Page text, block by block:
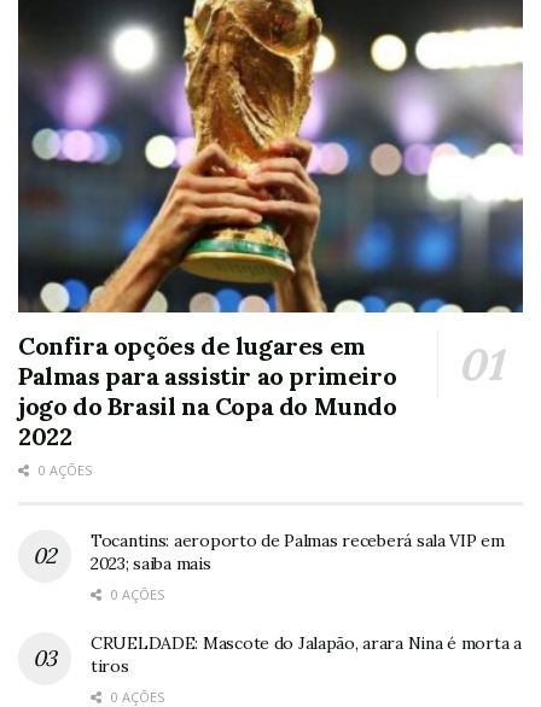
Confira opções de lugares em
Palmas para assistir ao primeiro
jogo do Brasil na Copa do Mundo
2022
0 AÇÕES
Tocantins: aeroporto de Palmas receberá sala VIP em
2023; saiba mais
0 AÇÕES
CRUELDADE: Mascote do Jalapão, arara Nina é morta a
tiros
0 AÇÕES